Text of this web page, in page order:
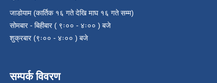
जाडोयाम (कार्तिक १६ गते देखि माघ १६ गते सम्म)
सोमबार - बिहीबार ( ९ः०० - ४ः०० ) बजे
शुक्रबार (९ः०० - ४ः०० ) बजे
सम्पर्क विवरण